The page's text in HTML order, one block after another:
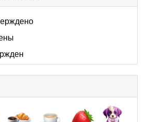
to